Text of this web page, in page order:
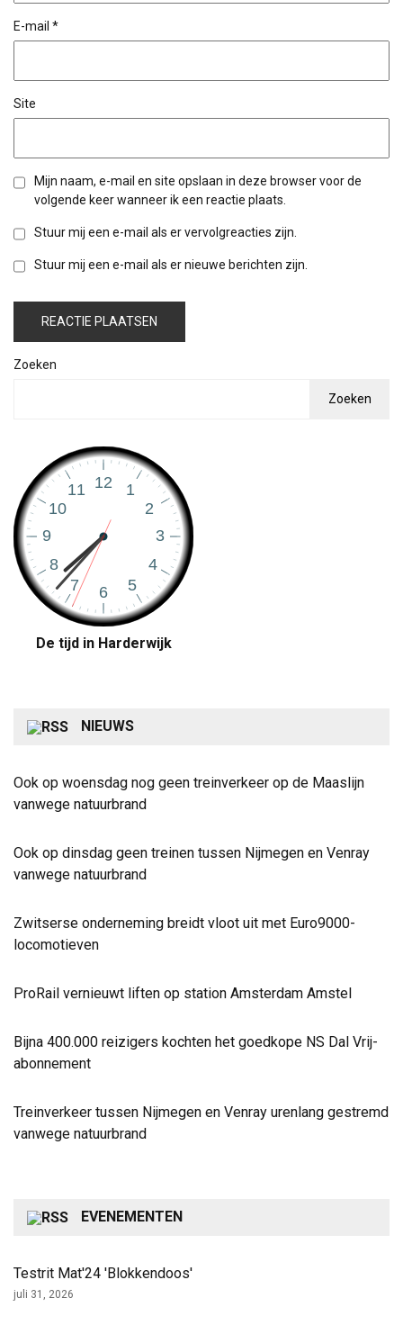
E-mail *
Site
Mijn naam, e-mail en site opslaan in deze browser voor de
volgende keer wanneer ik een reactie plaats.
Stuur mij een e-mail als er vervolgreacties zijn.
Stuur mij een e-mail als er nieuwe berichten zijn.
Zoeken
Zoeken
De tijd in Harderwijk
NIEUWS
Ook op woensdag nog geen treinverkeer op de Maaslijn
vanwege natuurbrand
Ook op dinsdag geen treinen tussen Nijmegen en Venray
vanwege natuurbrand
Zwitserse onderneming breidt vloot uit met Euro9000-
locomotieven
ProRail vernieuwt liften op station Amsterdam Amstel
Bijna 400.000 reizigers kochten het goedkope NS Dal Vrij-
abonnement
Treinverkeer tussen Nijmegen en Venray urenlang gestremd
vanwege natuurbrand
EVENEMENTEN
Testrit Mat'24 'Blokkendoos'
juli 31, 2026